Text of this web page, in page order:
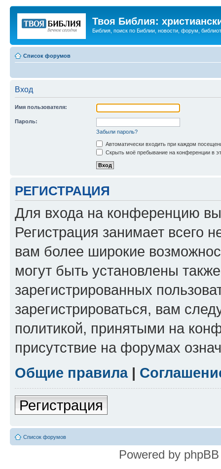
Твоя Библия:
Библия, поиск по Библии, новости, форум,
Список форумов
Вход
Имя пользователя:
Пароль:
Забыли пароль?
Автоматически входить при каждом
Скрыть моё пребывание на конференции в
РЕГИСТРАЦИЯ
Для входа на конференцию
Регистрация занимает всего
вам более широкие
могут быть установлены
зарегистрированных
зарегистрироваться, вам
политикой, принятыми на
присутствие на форумах
Общие правила|
Регистрация
Список форумов
Powered by